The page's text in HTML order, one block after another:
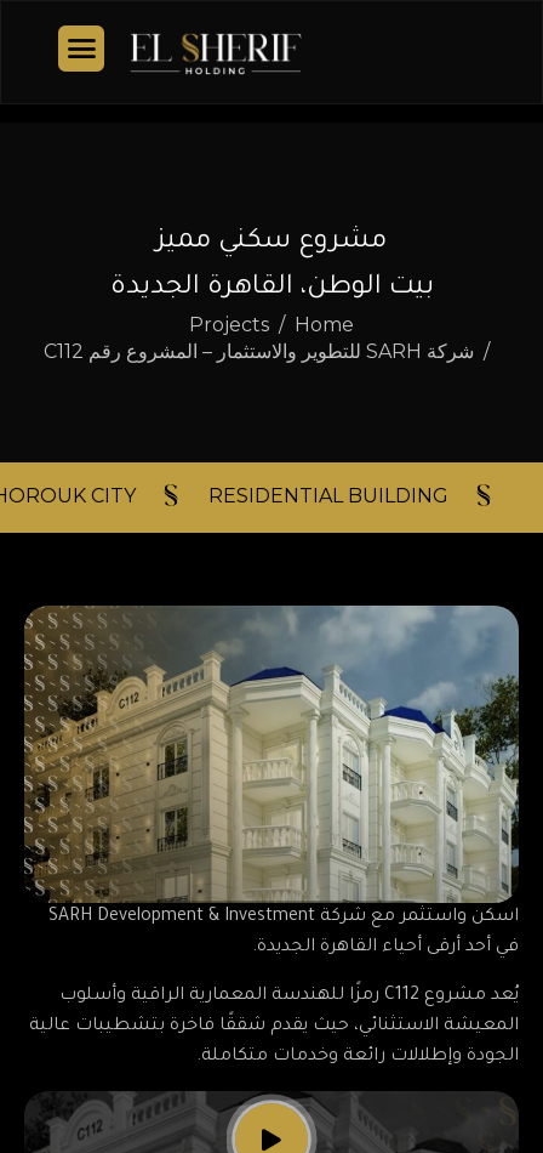
مشروع سكني مميز
بيت الوطن، القاهرة الجديدة
Home
Projects
شركة SARH للتطوير والاستثمار – المشروع رقم C112
RESIDENTIAL BUILDING​
CITY​
اسكن واستثمر مع شركة SARH Development & Investment
في أحد أرقى أحياء القاهرة الجديدة.
يُعد مشروع C112 رمزًا للهندسة المعمارية الراقية وأسلوب
المعيشة الاستثنائي، حيث يقدم شققًا فاخرة بتشطيبات عالية
الجودة وإطلالات رائعة وخدمات متكاملة.